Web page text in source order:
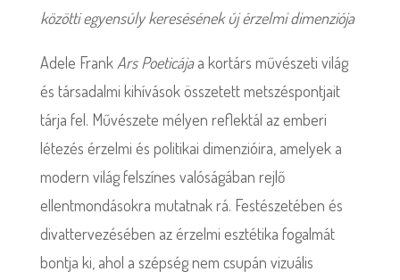
közötti egyensúly keresésének új érzelmi dimenziója
Adele Frank Ars Poeticájaa kortárs művészeti világ
és társadalmi kihívások összetett metszéspontjait
tárja fel. Művészete mélyen reflektál az emberi
létezés érzelmi és politikai dimenzióira, amelyek a
modern világ felszínes valóságában rejlő
ellentmondásokra mutatnak rá. Festészetében és
divattervezésében az érzelmi esztétika fogalmát
bontja ki, ahol a szépség nem csupán vizuális